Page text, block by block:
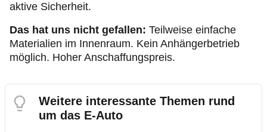
aktive Sicherheit.
Das hat uns nicht gefallen: Teilweise einfache
Materialien im Innenraum. Kein Anhängerbetrieb
möglich. Hoher Anschaffungspreis.
Weitere interessante Themen rund
um das E-Auto